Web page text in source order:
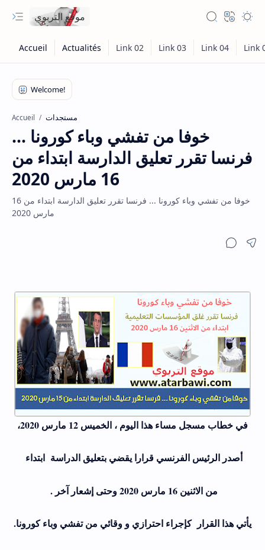
موقع التربوي
Accueil مستجدات
خوفا من تفشي وباء كورونا ...
فرنسا تقرر تعليق الدارسة ابتداء من
16 مارس 2020
خوفا من تفشي وباء كورونا ... فرنسا تقرر تعليق الدارسة ابتداء من 16
مارس 2020
في خطاب مسجل مساء هذا اليوم ، الخميس 12 مارس 2020،
أصدر الرئيس الفرنسي قرارا يقضي بتعليق الدراسة ابتداء
من الاثنين 16 مارس 2020وحتى إشعار آخر .
يأتي هذا القرار كإجراء احترازي و وقائي من تفشي وباء كورونا.